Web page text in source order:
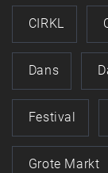
CIRKL
Dans
Festival
Grote Markt